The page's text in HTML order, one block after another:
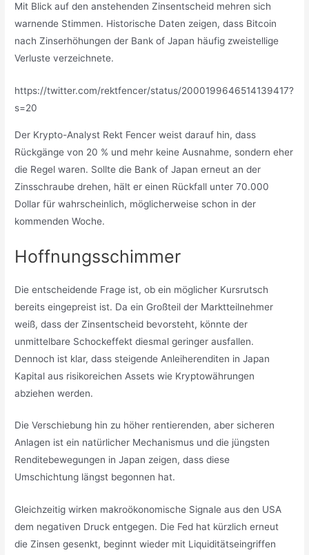
Mit Blick auf den anstehenden Zinsentscheid mehren sich
warnende Stimmen. Historische Daten zeigen, dass Bitcoin
nach Zinserhöhungen der Bank of Japan häufig zweistellige
Verluste verzeichnete.
https://twitter.com/rektfencer/status/2000199646514139417?
s=20
Der Krypto-Analyst Rekt Fencer weist darauf hin, dass
Rückgänge von 20 % und mehr keine Ausnahme, sondern eher
die Regel waren. Sollte die Bank of Japan erneut an der
Zinsschraube drehen, hält er einen Rückfall unter 70.000
Dollar für wahrscheinlich, möglicherweise schon in der
kommenden Woche.
Hoffnungsschimmer
Die entscheidende Frage ist, ob ein möglicher Kursrutsch
bereits eingepreist ist. Da ein Großteil der Marktteilnehmer
weiß, dass der Zinsentscheid bevorsteht, könnte der
unmittelbare Schockeffekt diesmal geringer ausfallen.
Dennoch ist klar, dass steigende Anleiherenditen in Japan
Kapital aus risikoreichen Assets wie Kryptowährungen
abziehen werden.
Die Verschiebung hin zu höher rentierenden, aber sicheren
Anlagen ist ein natürlicher Mechanismus und die jüngsten
Renditebewegungen in Japan zeigen, dass diese
Umschichtung längst begonnen hat.
Gleichzeitig wirken makroökonomische Signale aus den USA
dem negativen Druck entgegen. Die Fed hat kürzlich erneut
die Zinsen gesenkt, beginnt wieder mit Liquiditätseingriffen